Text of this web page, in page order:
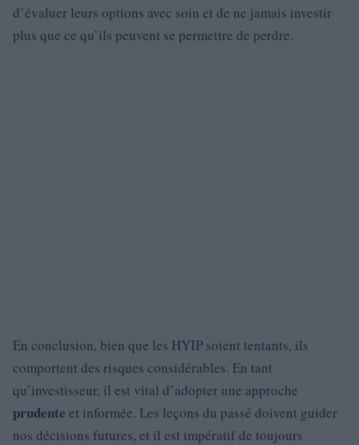
d’évaluer leurs options avec soin et de ne jamais investir
plus que ce qu’ils peuvent se permettre de perdre.
En conclusion, bien que les HYIP soient tentants, ils
comportent des risques considérables. En tant
qu’investisseur, il est vital d’adopter une approche
prudente et informée. Les leçons du passé doivent guider
nos décisions futures, et il est impératif de toujours